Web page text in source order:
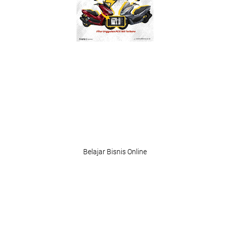
Belajar Bisnis Online